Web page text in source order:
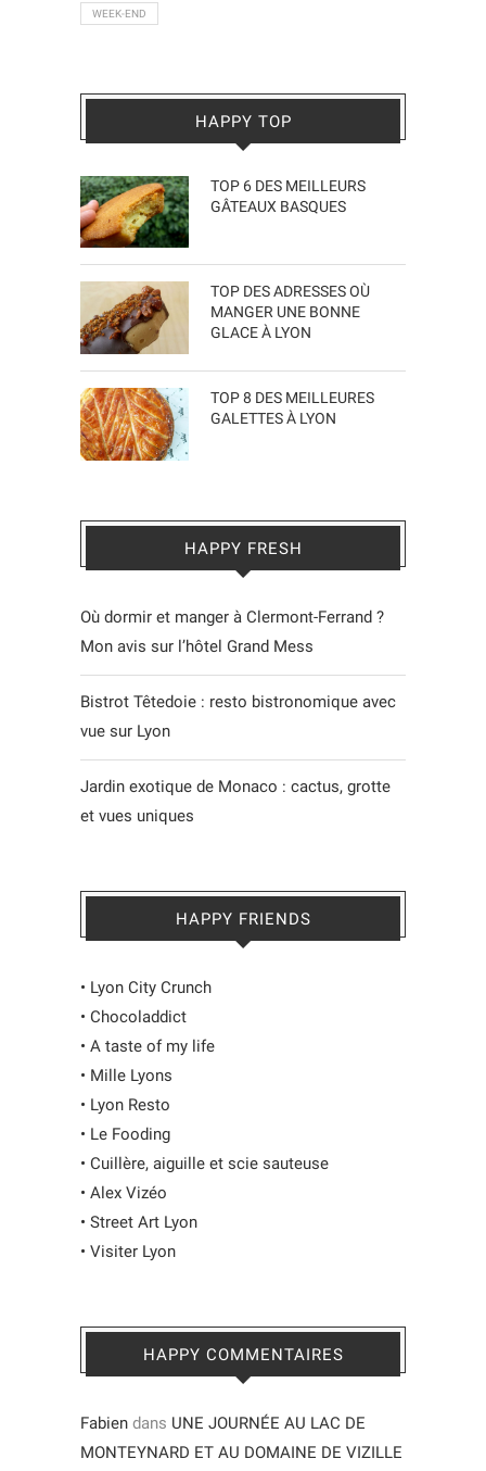
WEEK-END
HAPPY TOP
TOP 6 DES MEILLEURS
GÂTEAUX BASQUES
TOP DES ADRESSES OÙ
MANGER UNE BONNE
GLACE À LYON
TOP 8 DES MEILLEURES
GALETTES À LYON
HAPPY FRESH
Où dormir et manger à Clermont-Ferrand ?
Mon avis sur l’hôtel Grand Mess
Bistrot Têtedoie : resto bistronomique avec
vue sur Lyon
Jardin exotique de Monaco : cactus, grotte
et vues uniques
HAPPY FRIENDS
• Lyon City Crunch
• Chocoladdict
• A taste of my life
• Mille Lyons
• Lyon Resto
• Le Fooding
• Cuillère, aiguille et scie sauteuse
• Alex Vizéo
• Street Art Lyon
• Visiter Lyon
HAPPY COMMENTAIRES
Fabien dans UNE JOURNÉE AU LAC DE
MONTEYNARD ET AU DOMAINE DE VIZILLE